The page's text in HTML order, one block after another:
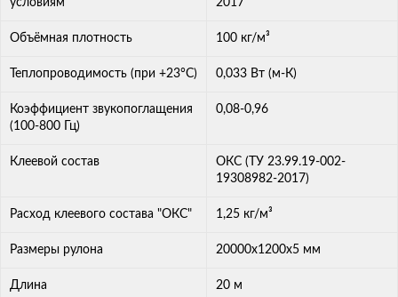
условиям 2017
Объёмная плотность 100 кг/м³
Теплопроводимость (при +23°С) 0,033 Вт (м-К)
Коэффициент звукопоглащения
(100-800 Гц)
0,08-0,96
Клеевой состав
ОКС (ТУ 23.99.19-002-
19308982-2017)
Расход клеевого состава "ОКС" 1,25 кг/м³
Размеры рулона 20000х1200х5 мм
Длина 20 м